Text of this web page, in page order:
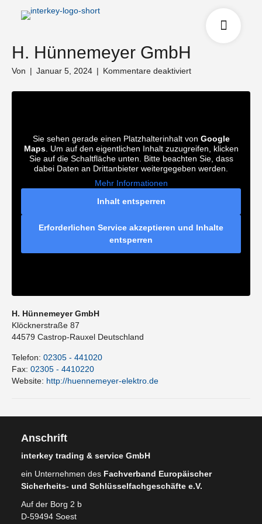
H. Hünnemeyer GmbH
Von | Januar 5, 2024 | Kommentare deaktiviertfür
Hünnemeyer
Sie sehen gerade einen Platzhalterinhalt von Google
Maps. Um auf den eigentlichen Inhalt zuzugreifen, klicken
Sie auf die Schaltfläche unten. Bitte beachten Sie, dass
dabei Daten an Drittanbieter weitergegeben werden.
Mehr Informationen
Inhalt entsperren
Erforderlichen Service akzeptieren und Inhalte
entsperren
H. Hünnemeyer GmbH
Klöcknerstraße 87
44579 Castrop-Rauxel Deutschland
Telefon: 02305 - 441020
Fax: 02305 - 4410220
Website: http://huennemeyer-elektro.de
Anschrift
interkey trading & service GmbH
ein Unternehmen des Fachverband Europäischer
Sicherheits- und Schlüsselfachgeschäfte e.V.
Auf der Borg 2 b
D-59494 Soest